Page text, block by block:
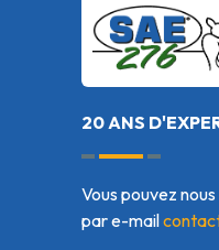
20 ANS
Vous pouvez
par e-mail